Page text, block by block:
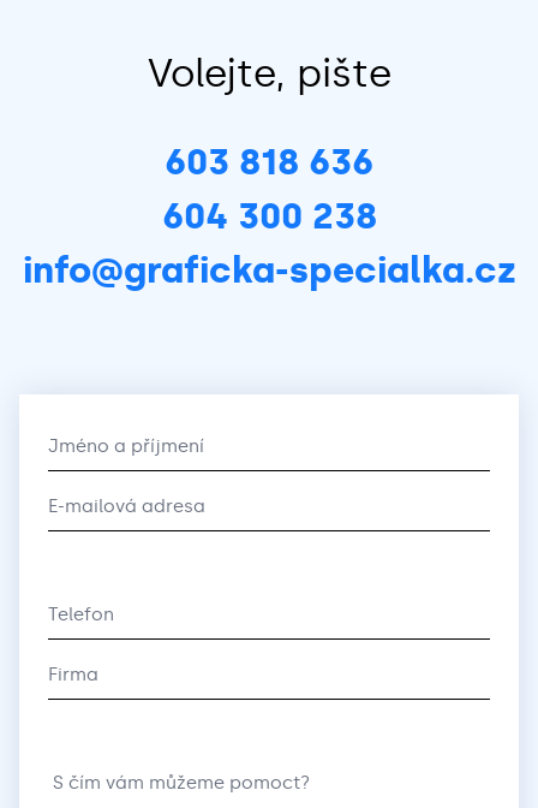
Volejte, pište
603 818 636
604 300 238
info@graficka-specialka.cz